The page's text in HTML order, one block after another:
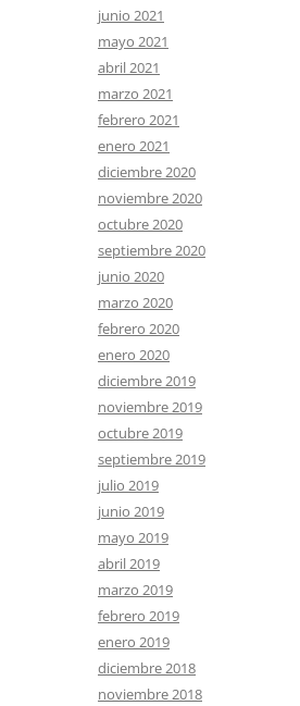
junio 2021
mayo 2021
abril 2021
marzo 2021
febrero 2021
enero 2021
diciembre 2020
noviembre 2020
octubre 2020
septiembre 2020
junio 2020
marzo 2020
febrero 2020
enero 2020
diciembre 2019
noviembre 2019
octubre 2019
septiembre 2019
julio 2019
junio 2019
mayo 2019
abril 2019
marzo 2019
febrero 2019
enero 2019
diciembre 2018
noviembre 2018